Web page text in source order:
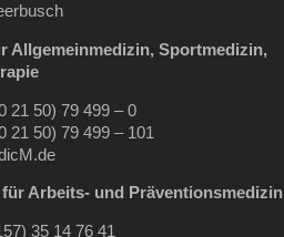
Allgemeinmedizin, Sportmedizin,
21 50) 79 499 – 0
21 50) 79 499 – 101
Arbeits- und Präventionsmedizin
35 14 76 41